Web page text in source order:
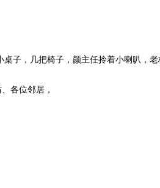
，几把椅子，颜主任拎着小喇叭，老
各位邻居，